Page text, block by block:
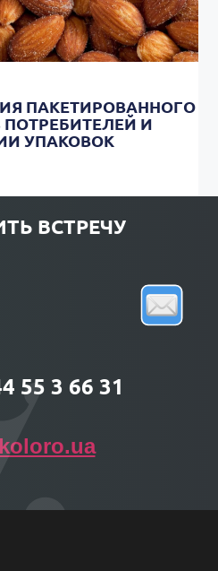
ПАКЕТИРОВАННОГО
И
УПАКОВОК
ВСТРЕЧУ
55 3 66 31